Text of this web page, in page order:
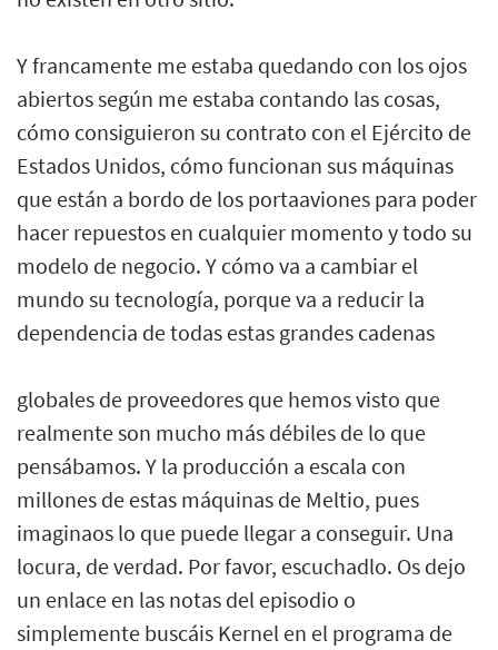
Y francamente me estaba quedando con los ojos
abiertos según me estaba contando las cosas,
cómo consiguieron su contrato con el Ejército de
Estados Unidos, cómo funcionan sus máquinas
que están a bordo de los portaaviones para poder
hacer repuestos en cualquier momento y todo su
modelo de negocio. Y cómo va a cambiar el
mundo su tecnología, porque va a reducir la
dependencia de todas estas grandes cadenas
globales de proveedores que hemos visto que
realmente son mucho más débiles de lo que
pensábamos. Y la producción a escala con
millones de estas máquinas de Meltio, pues
imaginaos lo que puede llegar a conseguir. Una
locura, de verdad. Por favor, escuchadlo. Os dejo
un enlace en las notas del episodio o
simplemente buscáis Kernel en el programa de